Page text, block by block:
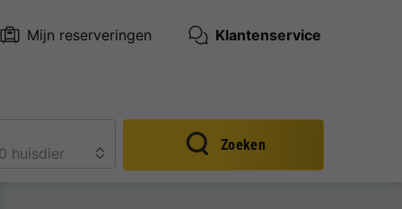
Mijn reserveringen Klantenservice
Zoeken